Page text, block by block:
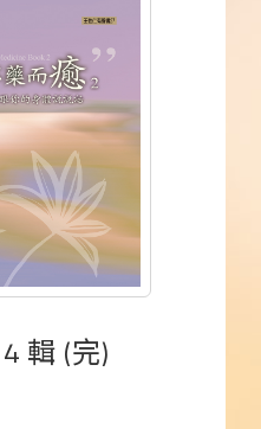
書
們
服
輯 (完)